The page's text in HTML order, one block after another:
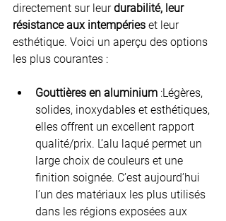
directement sur leur durabilité, leur
résistance aux intempéries et leur
esthétique. Voici un aperçu des options
les plus courantes :
Gouttières en aluminium :Légères,
solides, inoxydables et esthétiques,
elles offrent un excellent rapport
qualité/prix. L’alu laqué permet un
large choix de couleurs et une
finition soignée. C’est aujourd’hui
l’un des matériaux les plus utilisés
dans les régions exposées aux